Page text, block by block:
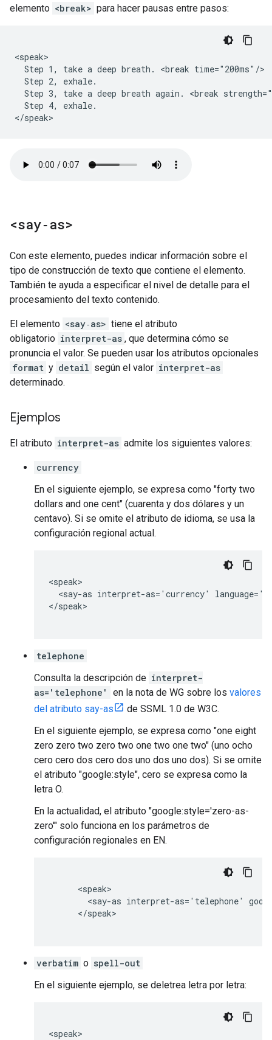
elemento <break> para hacer pausas entre pasos:
<speak>
  Step 1, take a deep breath. <break time="200ms"/>
  Step 2, exhale.
Step 3, take a deep breath again. <break
  Step 4, exhale.
</speak>
<say‑as>
Con este elemento, puedes indicar información sobre el
tipo de construcción de texto que contiene el elemento.
También te ayuda a especificar el nivel de detalle para el
procesamiento del texto contenido.
El elemento <say‑as> tiene el atributo
obligatorio interpret-as , que determina cómo se
pronuncia el valor. Se pueden usar los atributos opcionales
format y detail según el valor interpret-as
determinado.
Ejemplos
El atributo interpret-as admite los siguientes valores:
currency
En el siguiente ejemplo, se expresa como "forty two
dollars and one cent" (cuarenta y dos dólares y un
centavo). Si se omite el atributo de idioma, se usa la
configuración regional actual.
<speak>
<say-as interpret-as='currency'
</speak>
telephone
Consulta la descripción de interpret-
as='telephone'
en la nota de WG sobre los valores
del atributo say-as
de SSML 1.0 de W3C.
En el siguiente ejemplo, se expresa como "one eight
zero zero two zero two one two one two" (uno ocho
cero cero dos cero dos uno dos uno dos). Si se omite
el atributo "google:style", cero se expresa como la
letra O.
En la actualidad, el atributo "google:style='zero-as-
zero'" solo funciona en los parámetros de
configuración regionales en EN.
      <speak>
<say-as interpret-as='telephone'
      </speak>
verbatim o spell-out
En el siguiente ejemplo, se deletrea letra por letra:
<speak>